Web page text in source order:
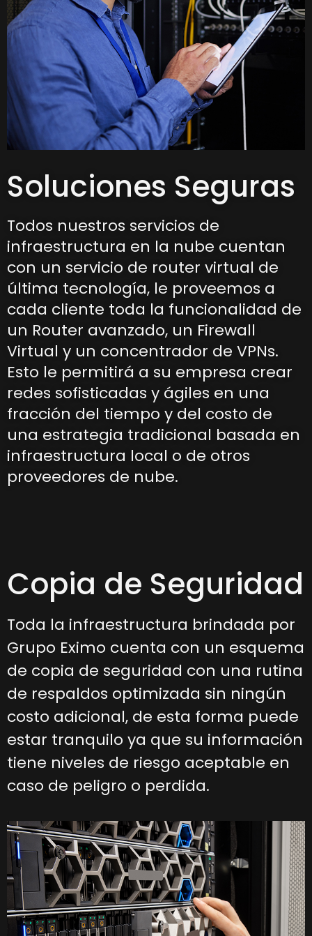
Soluciones Seguras
Todos nuestros servicios de
infraestructura en la nube cuentan
con un servicio de router virtual de
última tecnología, le proveemos a
cada cliente toda la funcionalidad de
un Router avanzado, un Firewall
Virtual y un concentrador de VPNs.
Esto le permitirá a su empresa crear
redes sofisticadas y ágiles en una
fracción del tiempo y del costo de
una estrategia tradicional basada en
infraestructura local o de otros
proveedores de nube.
Copia de Seguridad
Toda la infraestructura brindada por
Grupo Eximo cuenta con un esquema
de copia de seguridad con una rutina
de respaldos optimizada sin ningún
costo adicional, de esta forma puede
estar tranquilo ya que su información
tiene niveles de riesgo aceptable en
caso de peligro o perdida.